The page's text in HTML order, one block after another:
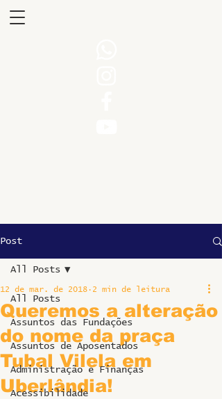
Post
All Posts
Assuntos das Fundações
Assuntos de Aposentados
Administração e Finanças
Acessibilidade
All Posts
Queremos a alteração
do nome da praça
Tubal Vilela em
Uberlândia!
12 de mar. de 2018 2 min de leitura